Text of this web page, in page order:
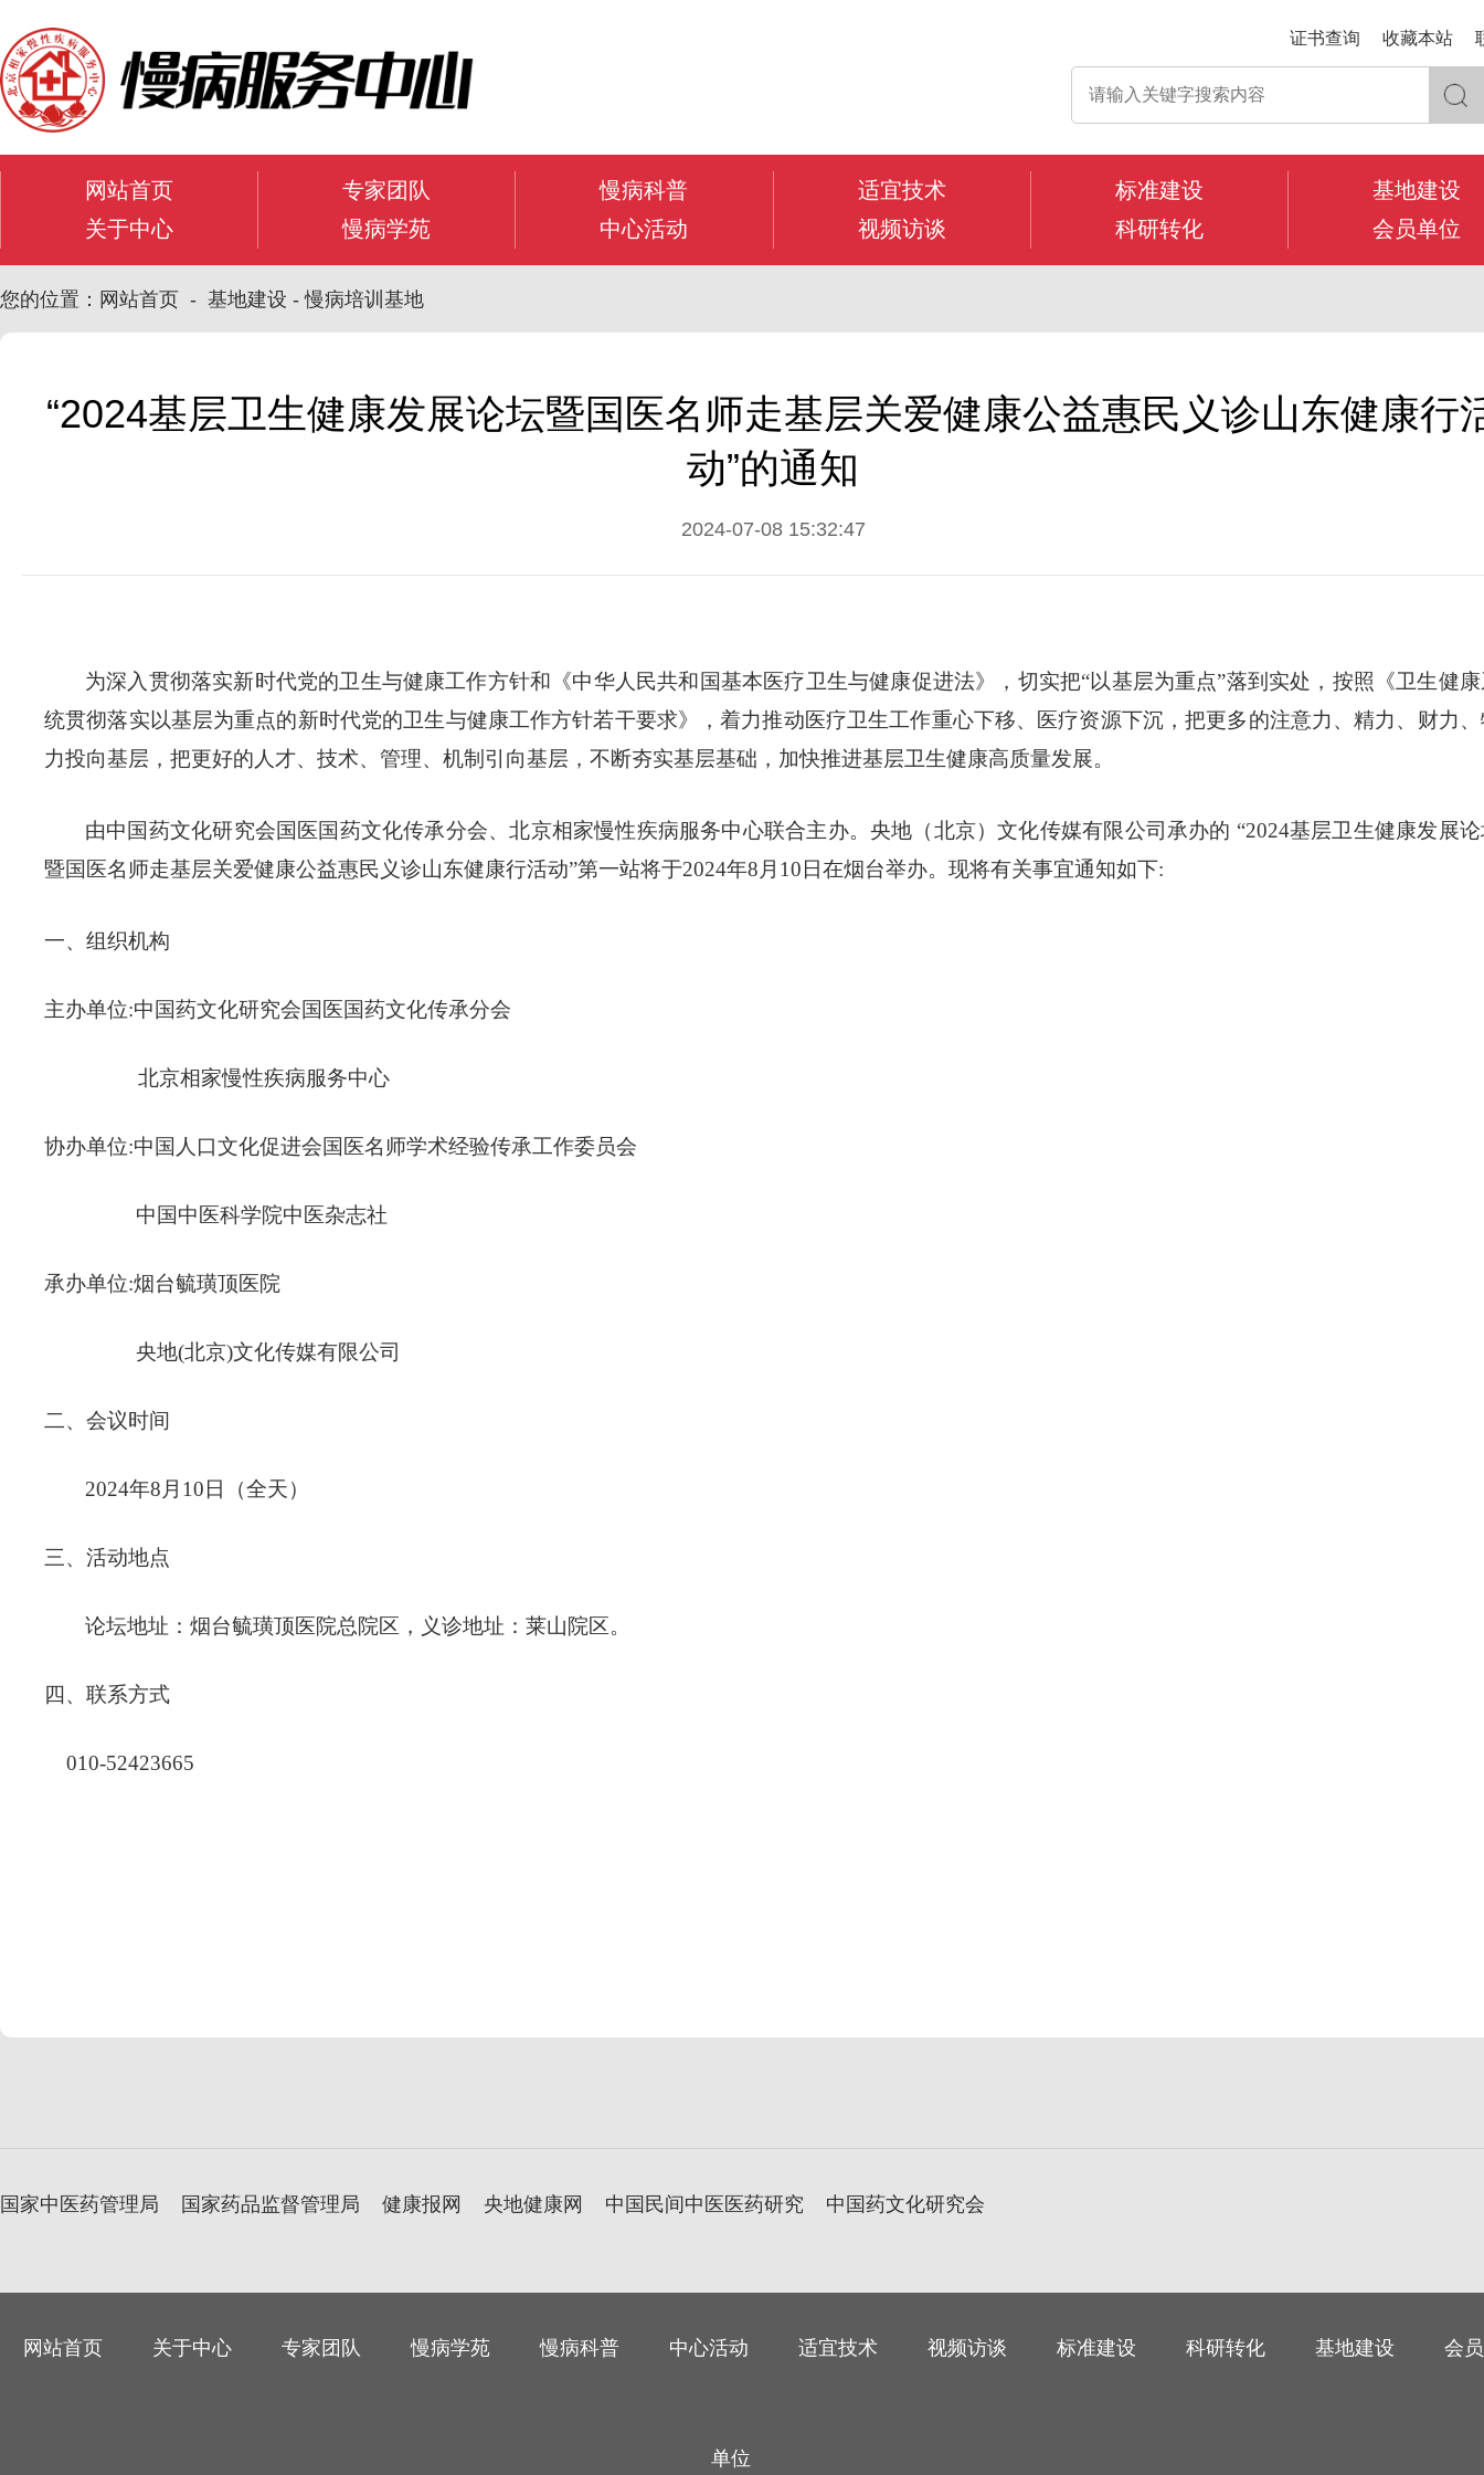
证书查询 收藏本站
网站首页
关于中心
专家团队
慢病学苑
慢病科普
中心活动
适宜技术
视频访谈
标准建设
科研转化
基地建设
会员单位
您的位置：网站首页 - 基地建设 - 慢病培训基地
“2024基层卫生健康发展论坛暨国医名师走基层关爱健康公益惠民义诊山东健康行
动”的通知
2024-07-08 15:32:47
为深入贯彻落实新时代党的卫生与健康工作方针和《中华人民共和国基本医疗卫生与健康促进法》，切实把“以基层为重点”落到实处，按照《卫生健
统贯彻落实以基层为重点的新时代党的卫生与健康工作方针若干要求》，着力推动医疗卫生工作重心下移、医疗资源下沉，把更多的注意力、精力、财力
力投向基层，把更好的人才、技术、管理、机制引向基层，不断夯实基层基础，加快推进基层卫生健康高质量发展。
由中国药文化研究会国医国药文化传承分会、北京相家慢性疾病服务中心联合主办。央地（北京）文化传媒有限公司承办的 “2024基层卫生健康发展
暨国医名师走基层关爱健康公益惠民义诊山东健康行活动”第一站将于2024年8月10日在烟台举办。现将有关事宜通知如下:
一、组织机构
主办单位:中国药文化研究会国医国药文化传承分会
北京相家慢性疾病服务中心
协办单位:中国人口文化促进会国医名师学术经验传承工作委员会
中国中医科学院中医杂志社
承办单位:烟台毓璜顶医院
央地(北京)文化传媒有限公司
二、会议时间
2024年8月10日（全天）
三、 活动地点
论坛地址：烟台毓璜顶医院总院区，义诊地址：莱山院区。
四、 联系方式
010-52423665
国家中医药管理局 国家药品监督管理局 健康报网 央地健康网 中国民间中医医药研究 中国药文化研究会
网站首页 关于中心 专家团队 慢病学苑 慢病科普 中心活动 适宜技术 视频访谈 标准建设 科研转化 基地建设 会员
单位